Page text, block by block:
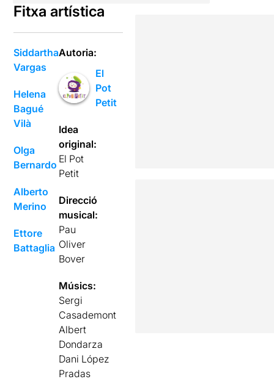
Fitxa artística
Siddartha
Vargas
Helena
Bagué
Vilà
Olga
Bernardo
Alberto
Merino
Ettore
Battaglia
Autoria:
El
Pot
Petit
Idea
original:
El Pot
Petit
Direcció
musical:
Pau
Oliver
Bover
Músics:
Sergi
Casademont
Albert
Dondarza
Dani López
Pradas